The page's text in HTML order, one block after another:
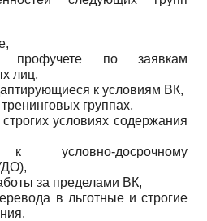
профучете по заявкам
лиц,
к условиям ВК,
группах,
условиях содержания
к условно-досрочному
за пределами ВК,
в льготные и строгие